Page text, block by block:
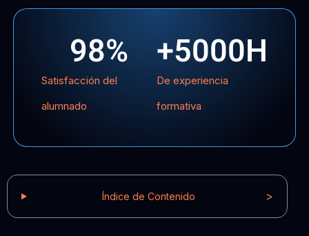
Satisfacción del
alumnado
98%
De experiencia
formativa
+5000H
Índice de Contenido >